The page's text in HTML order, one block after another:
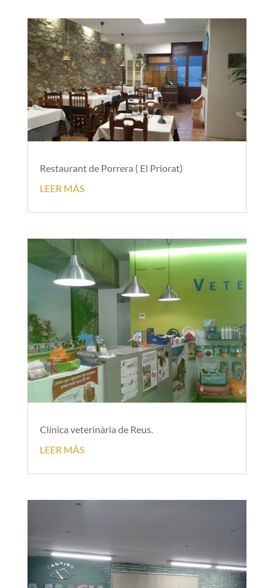
Restaurant de Porrera ( El Priorat)
LEER MÁS
Clínica veterinària de Reus.
LEER MÁS